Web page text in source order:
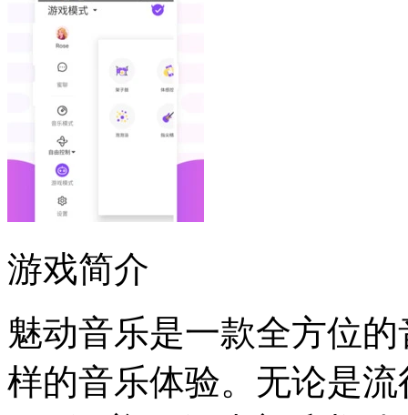
游戏简介
魅动音乐是一款全方位
样的音乐体验。无论是